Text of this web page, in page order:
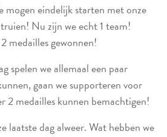
mogen eindelijk starten met onze
Nu zijn we echt 1 team!
medailles gewonnen!
spelen we allemaal een paar
gaan we supporteren voor
2 medailles kunnen bemachtigen!
laatste dag alweer. Wat hebben we